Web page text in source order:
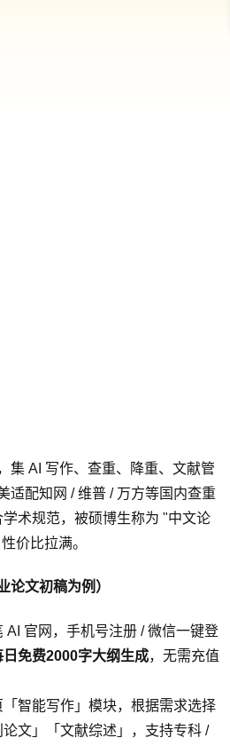
集 AI 写作、查重、降重、文献管
适配知网 / 维普 / 万方等国内查重
学术规范，被硕博生称为 "中文论
价比拉满。
论文初稿为例）
AI 官网，手机号注册 / 微信一键登
日免费2000字大纲生成，无需充值
智能写作」模块，根据需求选择
论文」「文献综述」，支持专科 /